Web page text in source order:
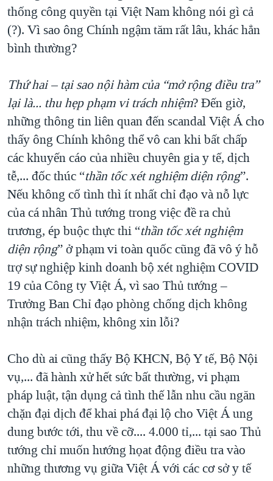
thống công quyền tại Việt Nam không nói gì cả
(?). Vì sao ông Chính ngậm tăm rất lâu, khác hẳn
bình thường?
Thứ hai – tại sao nội hàm của “mở rộng điều tra”
lại là... thu hẹp phạm vi trách nhiệm? Đến giờ,
những thông tin liên quan đến scandal Việt Á cho
thấy ông Chính không thể vô can khi bất chấp
các khuyến cáo của nhiều chuyên gia y tế, dịch
tễ,... đốc thúc “thần tốc xét nghiệm diện rộng”.
Nếu không cố tình thì ít nhất chỉ đạo và nỗ lực
của cá nhân Thủ tướng trong việc đề ra chủ
trương, ép buộc thực thi “thần tốc xét nghiệm
diện rộng” ở phạm vi toàn quốc cũng đã vô ý hỗ
trợ sự nghiệp kinh doanh bộ xét nghiệm COVID
19 của Công ty Việt Á, vì sao Thủ tướng –
Trưởng Ban Chỉ đạo phòng chống dịch không
nhận trách nhiệm, không xin lỗi?
Cho dù ai cũng thấy Bộ KHCN, Bộ Y tế, Bộ Nội
vụ,... đã hành xử hết sức bất thường, vi phạm
pháp luật, tận dụng cả tình thế lẫn nhu cầu ngăn
chặn đại dịch để khai phá đại lộ cho Việt Á ung
dung bước tới, thu về cỡ.... 4.000 tỉ,... tại sao Thủ
tướng chỉ muốn hướng họat động điều tra vào
những thương vụ giữa Việt Á với các cơ sở y tế